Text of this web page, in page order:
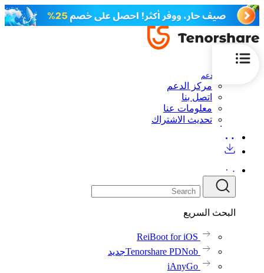
الدعم
مركز الدعم
اتصل بنا
معلومات عنا
تحديث الاشتراك
البحث السريع
ReiBoot for iOS
Tenorshare PDNobجديد
iAnyGo